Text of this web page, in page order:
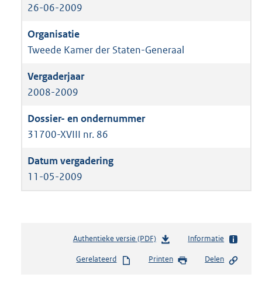
26-06-2009
Tweede Kamer der Staten-Generaal
2008-2009
31700-XVIII nr. 86
11-05-2009
Authentieke versie (PDF)b
s
Informatie
Gerelateerd Printen Delen